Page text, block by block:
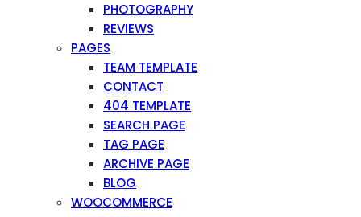
PHOTOGRAPHY
REVIEWS
PAGES
TEAM TEMPLATE
CONTACT
404 TEMPLATE
SEARCH PAGE
TAG PAGE
ARCHIVE PAGE
BLOG
WOOCOMMERCE